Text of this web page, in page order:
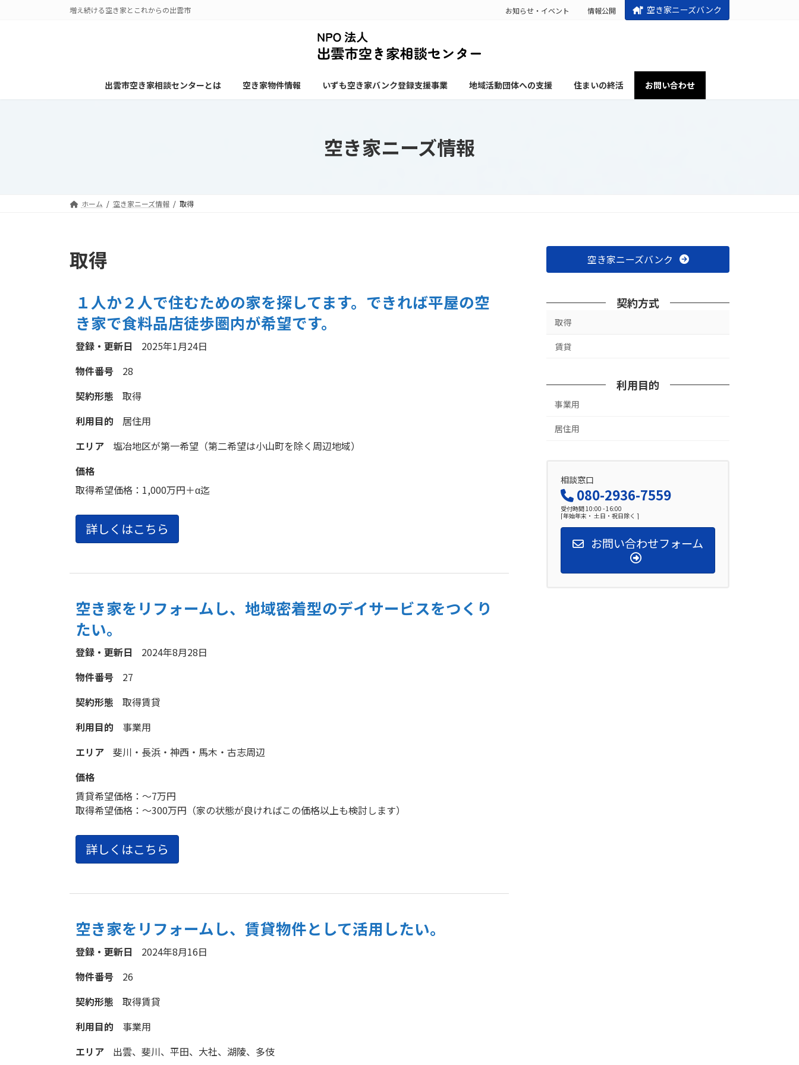
増え続ける空き家とこれからの出雲市 お知らせ・イベント 情報公開 空き家ニーズバンク
出雲市空き家相談センターとは 空き家物件情報 いずも空き家バンク登録支援事業 地域活動団体への支援 住まいの終活 お問い合わせ
空き家ニーズ情報
ホーム 空き家ニーズ情報 取得
取得
１人か２人で住むための家を探してます。できれば平屋の空
き家で食料品店徒歩圏内が希望です。
登録・更新日
2025年1月24日
物件番号
28
契約形態
取得
利用目的
居住用
エリア
塩冶地区が第一希望（第二希望は小山町を除く周辺地域）
価格
取得希望価格： 1,000万円＋α迄
詳しくはこちら
空き家をリフォームし、地域密着型のデイサービスをつくり
たい。
登録・更新日
2024年8月28日
物件番号
27
契約形態
取得賃貸
利用目的
事業用
エリア
斐川・長浜・神西・馬木・古志周辺
価格
賃貸希望価格： ～7万円
取得希望価格： ～300万円（家の状態が良ければこの価格以上も検討します）
詳しくはこちら
空き家をリフォームし、賃貸物件として活用したい。
登録・更新日
2024年8月16日
物件番号
26
契約形態
取得賃貸
利用目的
事業用
エリア
出雲、斐川、平田、大社、湖陵、多伎
空き家ニーズバンク
契約方式
取得
賃貸
利用目的
事業用
居住用
相談窓口
080-2936-7559
受付時間 10:00 - 16:00
[年始年末・ 土日・祝日除く ]
お問い合わせフォーム